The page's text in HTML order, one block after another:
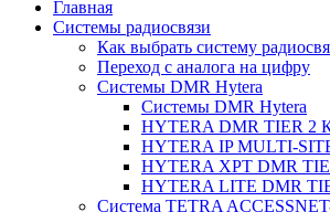
Главная
Системы радиосвязи
Как выбрать систему
Переход с аналога на цифру
Системы DMR Hytera
Системы DMR Hytera
HYTERA DMR
HYTERA IP MULTI-
HYTERA XPT DMR
HYTERA LITE DMR
Система TETRA